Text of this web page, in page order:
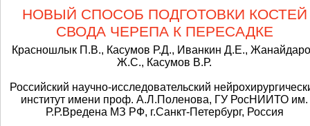
НОВЫЙ СПОСОБ ПОДГОТОВКИ КОСТЕЙ
СВОДА ЧЕРЕПА К ПЕРЕСАДКЕ
Красношлык П.В., Касумов Р.Д., Иванкин Д.Е.,
Ж.С., Касумов В.Р.
Российский научно-исследовательский
институт имени проф. А.Л.Поленова, ГУ РосНИИТО им.
Р.Р.Вредена МЗ РФ, г.Санкт-Петербург, Россия